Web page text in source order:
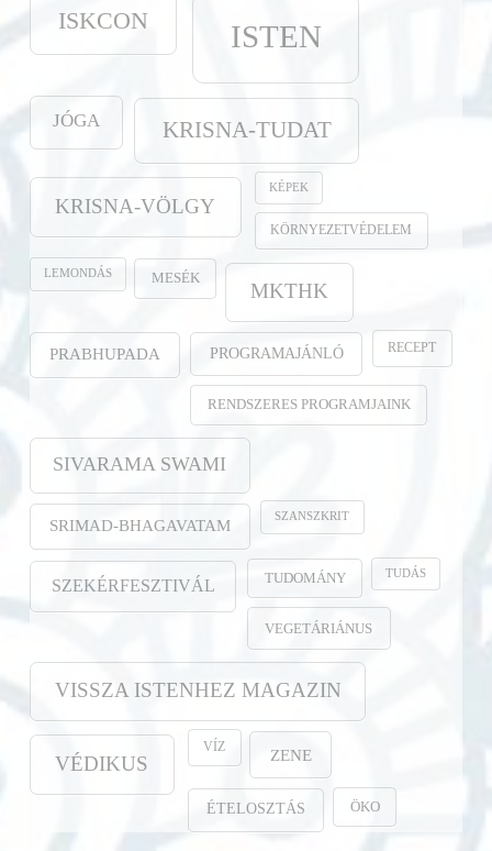
ISKCON ISTEN
JÓGA KRISNA-TUDAT
KRISNA-VÖLGY
KÉPEK
KÖRNYEZETVÉDELEM
LEMONDÁS MESÉK
MKTHK
PRABHUPADA PROGRAMAJÁNLÓ RECEPT
RENDSZERES PROGRAMJAINK
SIVARAMA SWAMI
SRIMAD-BHAGAVATAM SZANSZKRIT
SZEKÉRFESZTIVÁL TUDOMÁNY TUDÁS
VEGETÁRIÁNUS
VISSZA ISTENHEZ MAGAZIN
VÉDIKUS
VÍZ ZENE
ÉTELOSZTÁS ÖKO